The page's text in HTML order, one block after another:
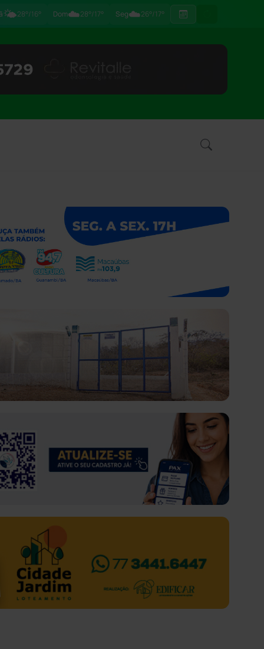
🌤️28°/16° Dom☁️28°/17° Seg☁️26°/17°